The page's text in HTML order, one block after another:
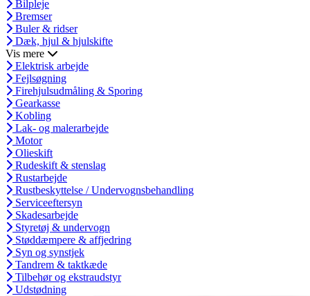
Bilpleje
Bremser
Buler & ridser
Dæk, hjul & hjulskifte
Vis mere
Elektrisk arbejde
Fejlsøgning
Firehjulsudmåling & Sporing
Gearkasse
Kobling
Lak- og malerarbejde
Motor
Olieskift
Rudeskift & stenslag
Rustarbejde
Rustbeskyttelse / Undervognsbehandling
Serviceeftersyn
Skadesarbejde
Styretøj & undervogn
Støddæmpere & affjedring
Syn og synstjek
Tandrem & taktkæde
Tilbehør og ekstraudstyr
Udstødning